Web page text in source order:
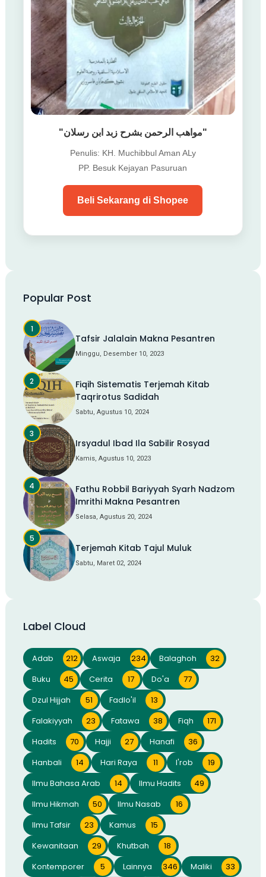
"مواهب الرحمن بشرح زبد ابن رسلان"
Penulis: KH. Muchibbul Aman ALy
PP. Besuk Kejayan Pasuruan
Beli Sekarang di Shopee
Popular Post
Tafsir Jalalain Makna Pesantren
Minggu, Desember 10, 2023
Fiqih Sistematis Terjemah Kitab
Taqrirotus Sadidah
Sabtu, Agustus 10, 2024
Irsyadul Ibad Ila Sabilir Rosyad
Kamis, Agustus 10, 2023
Fathu Robbil Bariyyah Syarh Nadzom
Imrithi Makna Pesantren
Selasa, Agustus 20, 2024
Terjemah Kitab Tajul Muluk
Sabtu, Maret 02, 2024
Label Cloud
Adab 212 Aswaja 234 Balaghoh
32
Buku
45 Cerita 17 Do'a
77
Dzul Hijjah
51 Fadlo'il
13
Falakiyyah
23 Fatawa 38 Fiqh
171
Hadits
70 Hajji 27 Hanafi
36
Hanbali
14 Hari Raya 11 I'rob
19
Ilmu Bahasa Arab
14 Ilmu Hadits
49
Ilmu Hikmah
50 Ilmu Nasab
16
Ilmu Tafsir
23 Kamus
15
Kewanitaan
29 Khutbah
18
Kontemporer
5 Lainnya 346 Maliki
33